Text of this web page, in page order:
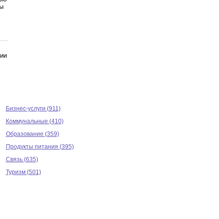
Бизнес-услуги (911)
Коммунальные (410)
Образование (359)
Продукты питания (395)
Связь (635)
Туризм (501)